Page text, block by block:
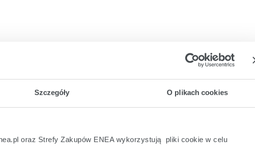
Szczegóły O plikach cookies
oraz Strefy Zakupów ENEA wykorzystują pliki cookie w celu